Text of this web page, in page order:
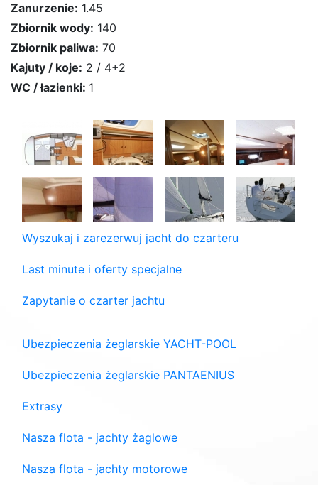
Zanurzenie: 1.45
Zbiornik wody: 140
Zbiornik paliwa: 70
Kajuty / koje: 2 / 4+2
WC / łazienki: 1
Wyszukaj i zarezerwuj jacht do czarteru
Last minute i oferty specjalne
Zapytanie o czarter jachtu
Ubezpieczenia żeglarskie YACHT-POOL
Ubezpieczenia żeglarskie PANTAENIUS
Extrasy
Nasza flota - jachty żaglowe
Nasza flota - jachty motorowe